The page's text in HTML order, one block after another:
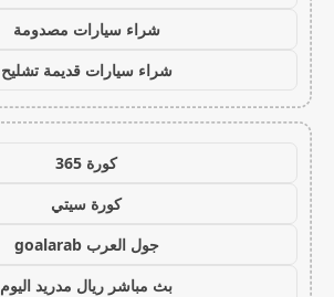
شراء سيارات مصدومة
شراء سيارات قديمة تشليح
كورة 365
كورة سيتي
جول العرب goalarab
بث مباشر ريال مدريد اليوم